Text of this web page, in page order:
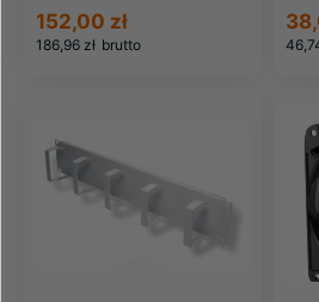
186,96 zł brutto
152,00 zł